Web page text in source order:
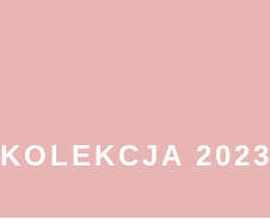
KOLEKCJA 2023